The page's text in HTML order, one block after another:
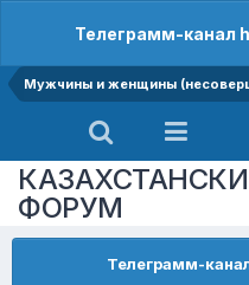
Телеграмм-канал
Мужчины и женщины
ФОРУМ
Телеграмм-